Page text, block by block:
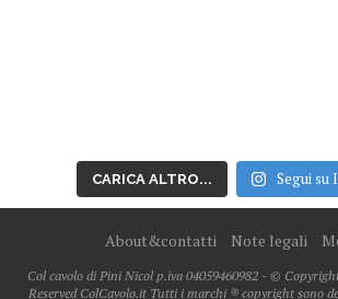
CARICA ALTRO... Segui su
About&contatti Note legali
Col cavolo di Pini Nicol p.iva 04059460982 - ©
Reserved ColCavolo.it Tutti i marchi ® copyright sono